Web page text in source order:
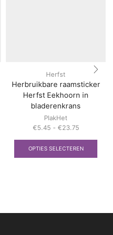
Herfst
Herbruikbare raamsticker
Herfst Eekhoorn in
bladerenkrans
PlakHet
€5.45 - €23.75Prijsklasse:
tot
OPTIES SELECTEREN